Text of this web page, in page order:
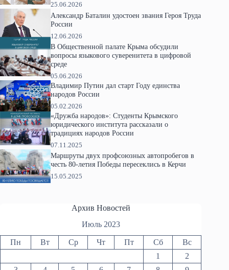
25.06.2026
Александр Баталин удостоен звания Героя Труда
России
12.06.2026
В Общественной палате Крыма обсудили
вопросы языкового суверенитета в цифровой
среде
05.06.2026
Владимир Путин дал старт Году единства
народов России
05.02.2026
«Дружба народов»: Студенты Крымского
юридического института рассказали о
традициях народов России
07.11.2025
Маршруты двух профсоюзных автопробегов в
честь 80-летия Победы пересеклись в Керчи
15.05.2025
Архив Новостей
Июль 2023
Пн Вт Ср Чт Пт Сб
Вс
1
2